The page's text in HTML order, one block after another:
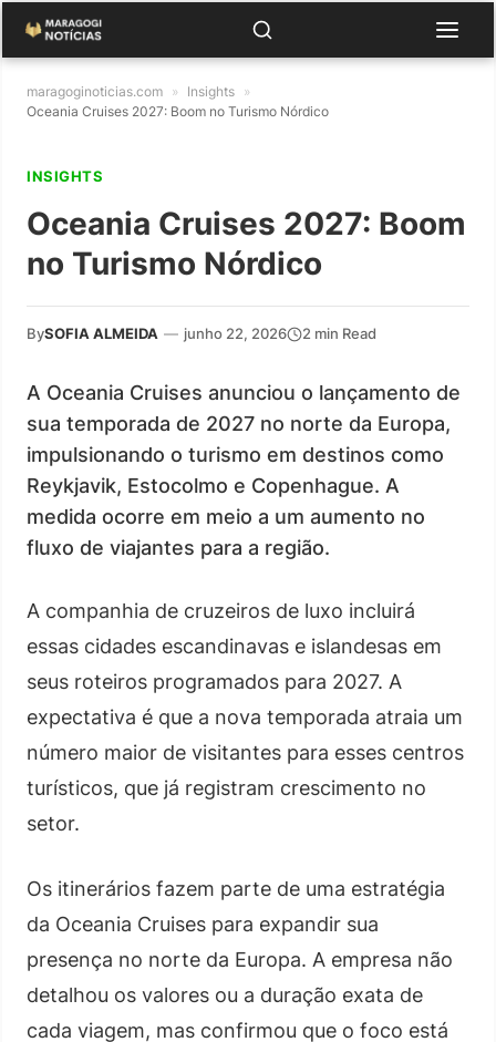
maragoginoticias.com » Insights »
Oceania Cruises 2027: Boom no Turismo Nórdico
INSIGHTS
Oceania Cruises 2027: Boom
no Turismo Nórdico
BySOFIA ALMEIDA — junho 22, 2026 2 min Read
A Oceania Cruises anunciou o lançamento de
sua temporada de 2027 no norte da Europa,
impulsionando o turismo em destinos como
Reykjavik, Estocolmo e Copenhague. A
medida ocorre em meio a um aumento no
fluxo de viajantes para a região.
A companhia de cruzeiros de luxo incluirá
essas cidades escandinavas e islandesas em
seus roteiros programados para 2027. A
expectativa é que a nova temporada atraia um
número maior de visitantes para esses centros
turísticos, que já registram crescimento no
setor.
Os itinerários fazem parte de uma estratégia
da Oceania Cruises para expandir sua
presença no norte da Europa. A empresa não
detalhou os valores ou a duração exata de
cada viagem, mas confirmou que o foco está